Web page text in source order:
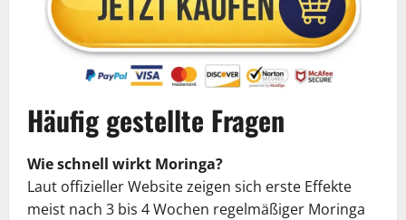
Häufig gestellte Fragen
Wie schnell wirkt Moringa?
Laut offizieller Website zeigen sich erste Effekte
meist nach 3 bis 4 Wochen regelmäßiger Moringa